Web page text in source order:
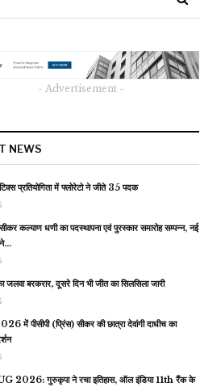
- Advertisement -
NEWS
प्रतियोगिता में फ्लोरेटो ने जीते 35 पदक
कल्याण धणी का पदस्थापना एवं पुरस्कार समारोह सम्पन्न, नई
ने…
जलवा बरकरार, दूसरे दिन भी जीत का सिलसिला जारी
में पीसीपी (प्रिंस) सीकर की छात्रा देवांगी दाधीच का
2026: गुरुकृपा ने रचा इतिहास, ऑल इंडिया 11th रैंक के